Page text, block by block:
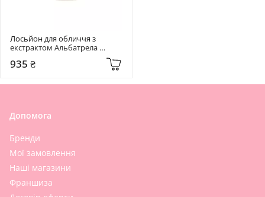
Лосьйон для обличчя з
екстрактом Альбатрела
Needly 145 мл pH Balancing
Essence Lotion
935 ₴
Допомога
Бренди
Мої замовлення
Наші магазини
Франшиза